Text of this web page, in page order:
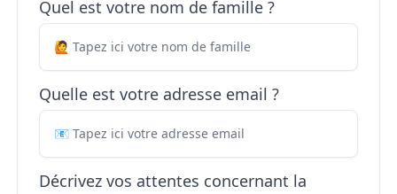
Quel est votre nom de famille ?
Quelle est votre adresse email ?
Décrivez vos attentes concernant la